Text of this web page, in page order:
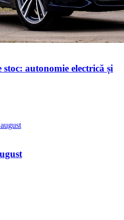
autonomie electrică și